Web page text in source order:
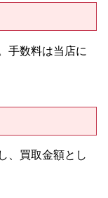
手数料は当店に
、買取金額とし